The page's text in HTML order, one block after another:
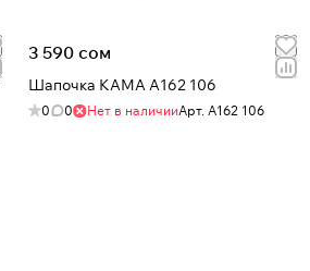
3 590 сом
Шапочка КАМА A162 106
0 0 Нет в наличииАрт. A162 106